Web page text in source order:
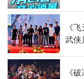
《
武侠
《